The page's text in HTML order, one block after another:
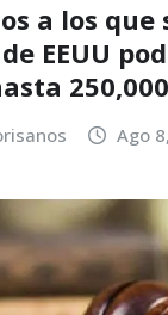
a los que
EEUU
Ago